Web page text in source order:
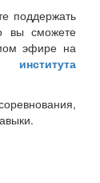
поддержать
вы сможете
эфире на
института